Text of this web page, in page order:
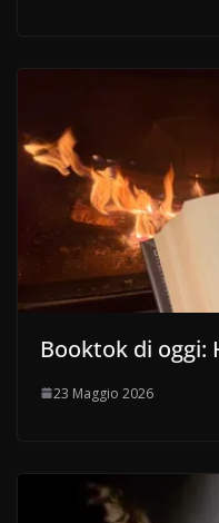
Booktok di oggi:
23 Maggio 2026